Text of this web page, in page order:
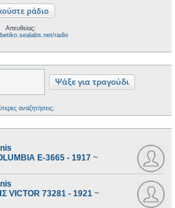
Απευθείας:
radio
αναζητήσεις;
E-3665 - 1917 ~
73281 - 1921 ~